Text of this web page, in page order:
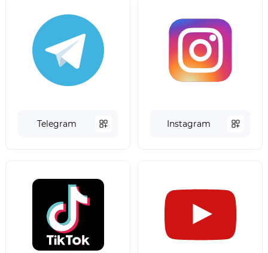
Telegram Instagram